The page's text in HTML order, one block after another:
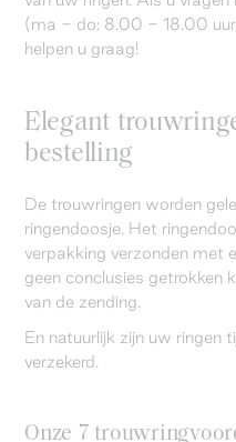
(ma - do: 8.00 - 18.00
helpen u graag!
Elegant
bestelling
De trouwringen worden
ringendoosje. Het
verpakking verzonden met
geen conclusies getrokken
van de zending.
En natuurlijk zijn uw ringen
verzekerd.
Onze 7